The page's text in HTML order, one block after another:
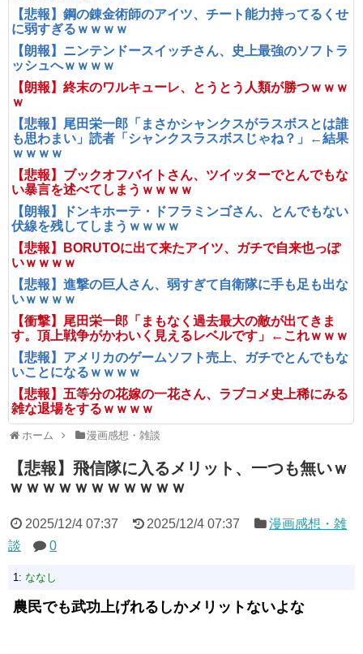
【悲報】鋼の錬金術師のアイツ、チート能力持ってるくせ
に弱すぎるｗｗｗｗ
【朗報】ニンテンドースイッチさん、史上最強のソフトラ
ッシュへｗｗｗｗ
【朗報】終末のワルキューレ、とうとう人類が勝つｗｗｗ
ｗ
【悲報】尾田栄一郎「まさかシャンクスがラスボスとは誰
も思わまい」読者「シャンクスラスボスじゃね？」←結果
ｗｗｗｗ
【悲報】ブックオフバイトさん、ツイッターでとんでもな
い暴言を述べてしまうｗｗｗｗ
【朗報】ドンキホーテ・ドフラミンゴさん、とんでもない
伏線を残してしまうｗｗｗｗ
【悲報】BORUTOに出て来たアイツ、ガチで自来也っぽ
いｗｗｗｗ
【悲報】進撃の巨人さん、弱すぎて自衛隊に手も足も出な
いｗｗｗｗ
【衝撃】尾田栄一郎「まもなく過去最大の敵が出てきま
す。頂上戦争がかわいく見えるレベルです」←これｗｗｗ
【悲報】アメリカのゲームソフト売上、ガチでとんでもな
いことになるｗｗｗｗ
【悲報】五等分の花嫁の一花さん、ラブコメ史上稀にみる
雑な退場をするｗｗｗｗ
ホーム 漫画感想・雑談
【悲報】飛信隊に入るメリット、一つも無いｗ
ｗｗｗｗｗｗｗｗｗｗｗ
2025/12/4 07:37 2025/12/4 07:37
漫画感想・雑
談
0
1: ななし
農民でも武功上げれるしかメリットないよな